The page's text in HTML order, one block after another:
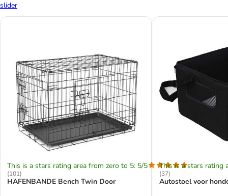
slider
This is a stars rating area from zero to 5: 5/5
(101)
HAFENBANDE Bench Twin Door
This is a stars rating
(37)
Autostoel voor